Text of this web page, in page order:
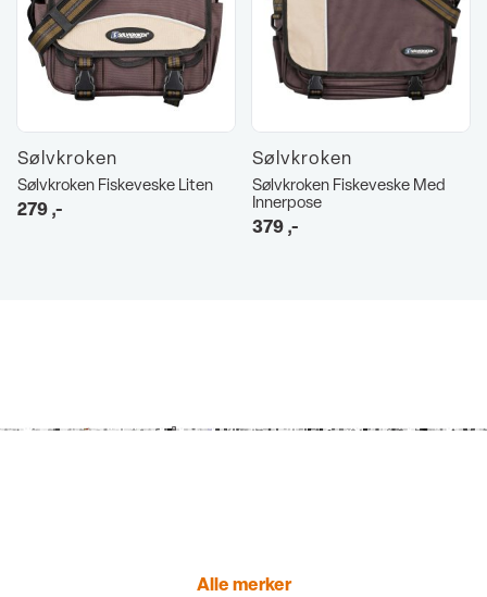
Sølvkroken
Sølvkroken Fiskeveske Liten
279,-
Sølvkroken
Sølvkroken Fiskeveske Med
Innerpose
379,-
Alle merker